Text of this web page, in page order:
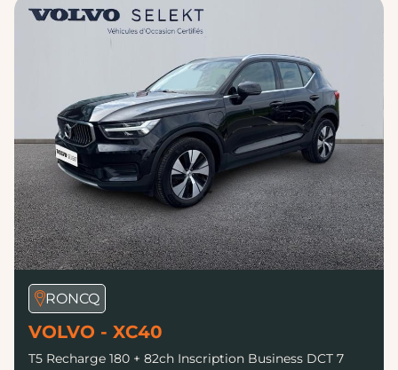
RONCQ
VOLVO - XC40
T5 Recharge 180 + 82ch Inscription Business DCT 7